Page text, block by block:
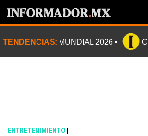
TENDENCIAS: MUNDIAL 2026
ENTRETENIMIENTO